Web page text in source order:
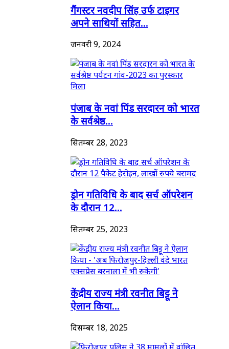
गैंगस्टर नवदीप सिंह उर्फ टाइगर
अपने साथियों सहित...
जनवरी 9, 2024
पंजाब के नवां पिंड सरदारन को भारत
के सर्वश्रेष्ठ...
सितम्बर 28, 2023
ड्रोन गतिविधि के बाद सर्च ऑपरेशन
के दौरान 12...
सितम्बर 25, 2023
केंद्रीय राज्य मंत्री रवनीत बिट्टू ने
ऐलान किया...
दिसम्बर 18, 2025